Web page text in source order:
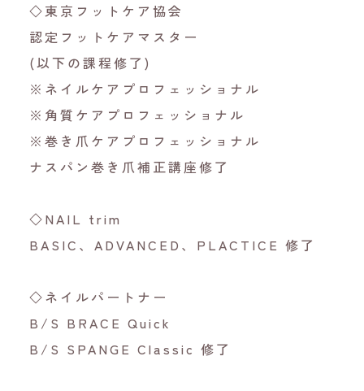
◇東京フットケア協会
認定フットケアマスター
(以下の課程修了)
※ネイルケアプロフェッショナル
※角質ケアプロフェッショナル
※巻き爪ケアプロフェッショナル
ナスパン巻き爪補正講座修了
◇NAIL trim
BASIC、ADVANCED、PLACTICE 修了
◇ネイルパートナー
B/S BRACE Quick
B/S SPANGE Classic 修了